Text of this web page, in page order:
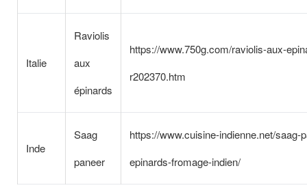
Italie
Raviolis
aux
épinards
https://www.750g.com/raviolis-aux-
r202370.htm
Inde
Saag
paneer
https://www.cuisine-indienne.net/saag-
epinards-fromage-indien/